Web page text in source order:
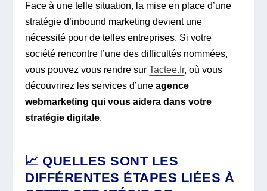
Face à une telle situation, la mise en place d’une
stratégie d’inbound marketing devient une
nécessité pour de telles entreprises. Si votre
société rencontre l’une des difficultés nommées,
vous pouvez vous rendre surTactee.fr, où vous
découvrirez les services d’uneagence
webmarketing qui vous aidera dans votre
stratégie digitale.
📈 QUELLES SONT LES
DIFFÉRENTES ÉTAPES LIÉES À